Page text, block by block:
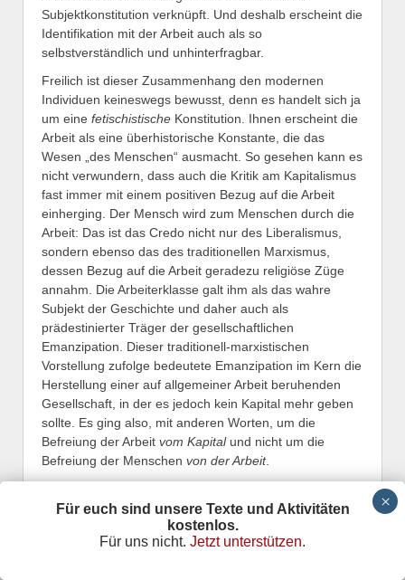
Subjektkonstitution verknüpft. Und deshalb erscheint die
Identifikation mit der Arbeit auch als so
selbstverständlich und unhinterfragbar.
Freilich ist dieser Zusammenhang den modernen
Individuen keineswegs bewusst, denn es handelt sich ja
um eine fetischistische Konstitution. Ihnen erscheint die
Arbeit als eine überhistorische Konstante, die das
Wesen „des Menschen“ ausmacht. So gesehen kann es
nicht verwundern, dass auch die Kritik am Kapitalismus
fast immer mit einem positiven Bezug auf die Arbeit
einherging. Der Mensch wird zum Menschen durch die
Arbeit: Das ist das Credo nicht nur des Liberalismus,
sondern ebenso das des traditionellen Marxismus,
dessen Bezug auf die Arbeit geradezu religiöse Züge
annahm. Die Arbeiterklasse galt ihm als das wahre
Subjekt der Geschichte und daher auch als
prädestinierter Träger der gesellschaftlichen
Emanzipation. Dieser traditionell-marxistischen
Vorstellung zufolge bedeutete Emanzipation im Kern die
Herstellung einer auf allgemeiner Arbeit beruhenden
Gesellschaft, in der es jedoch kein Kapital mehr geben
sollte. Es ging also, mit anderen Worten, um die
Befreiung der Arbeit vom Kapitalund nicht um die
Befreiung der Menschen von der Arbeit.
eine Gesellschaft, in der die gesellschaftlichen
Beziehungen sich um die Arbeit zentrieren, ist ihrem
Begriff nach eine Gesellschaft von Warenproduzenten.
Für euch sind unsere Texte und Aktivitäten
kostenlos.
Für uns nicht. Jetzt unterstützen.